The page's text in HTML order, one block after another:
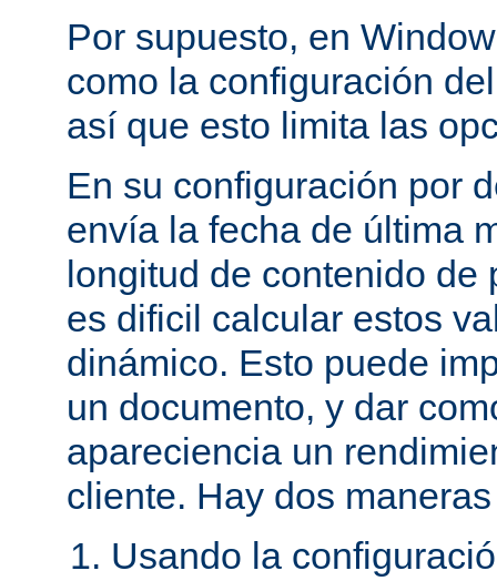
Por supuesto, en
como la configuración
así que esto limita las
En su configuración por
envía la fecha de última
longitud de contenido
es dificil calcular estos
dinámico. Esto puede
un documento, y dar
apareciencia un
cliente. Hay dos
Usando la